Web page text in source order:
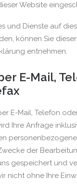
Website
und Dienste auf
können Sie dieser
entnehmen.
E-Mail,
E-Mail, Telefon
Ihre Anfrage
der
gespeichert und
nicht ohne Ihre